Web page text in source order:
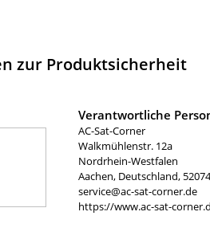
zur Produktsicherheit
Verantwortliche
AC-Sat-Corner
Walkmühlenstr. 12a
Nordrhein-Westfalen
Aachen, Deutschland,
service@ac-sat-corner.de
https://www.ac-sat-